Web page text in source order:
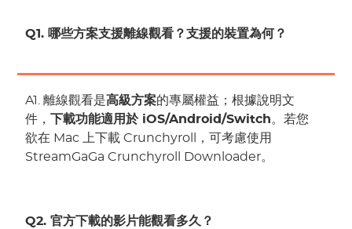
Q1. 哪些方案支援離線觀看？支援的裝置為何？
A1. 離線觀看是高級方案的專屬權益；根據說明文
件，
下載功能適用於 iOS/Android/Switch。若您
欲在 Mac 上下載 Crunchyroll，可考慮使用
StreamGaGa Crunchyroll Downloader。
Q2. 官方下載的影片能觀看多久？